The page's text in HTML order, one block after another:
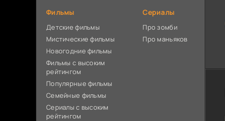
Фильмы
Детские фильмы
Мистические фильмы
Новогодние фильмы
Фильмы с высоким
рейтингом
Популярные фильмы
Семейные фильмы
Сериалы с высоким
рейтингом
Сериалы
Про зомби
Про маньяков